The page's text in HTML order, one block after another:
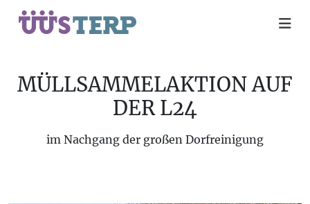
MÜLLSAMMELAKTION AUF
DER L24
im Nachgang der großen Dorfreinigung